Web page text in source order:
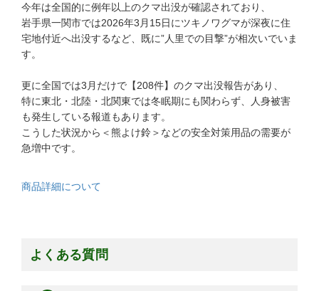
今年は全国的に例年以上のクマ出没が確認されており、
岩手県一関市では2026年3月15日にツキノワグマが深夜に住
宅地付近へ出没するなど、既に”人里での目撃”が相次いでいま
す。
更に全国では3月だけで【208件】のクマ出没報告があり、
特に東北・北陸・北関東では冬眠期にも関わらず、人身被害
も発生している報道もあります。
こうした状況から＜熊よけ鈴＞などの安全対策用品の需要が
急増中です。
商品詳細について
よくある質問